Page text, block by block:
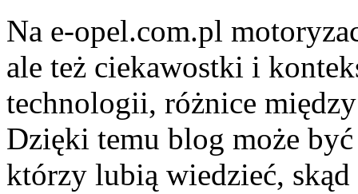
Na e-opel.com.pl
ale też ciekawostki i
technologii, różnice
Dzięki temu blog może
którzy lubią wiedzieć,